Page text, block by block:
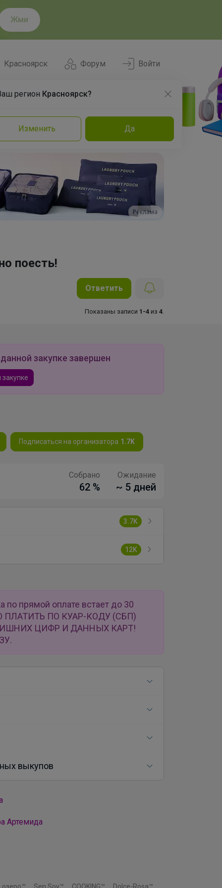
Жми
Форум
Красноярск
регион Красноярск?
Изменить Да
Войти
Команда Эксперты
Реклама
поесть!
Ответить
Показаны записи 1-4 из 4
закупке завершен
Подписаться на организатора 1.7K
Собрано
62 %
Ожидание
~ 5 дней
3.7K
12K
по прямой оплате встает до 30
ПЛАТИТЬ ПО КУАР-КОДУ (СБП)
ЦИФР И ДАННЫХ КАРТ!
выкупов
Артемида